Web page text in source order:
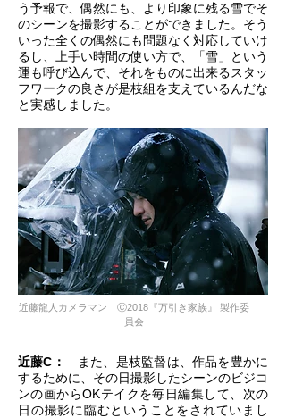
う予報で、偶然にも、より印象に残る雪でそ
のシーンを撮影することができました。そう
いった全くの偶然にも問題なく対応していけ
るし、上手い時間の使い方で、「雪」という
運も呼び込んで、それをものに出来るスタッ
フワークの良さが是枝組を支えているんだな
と実感しました。
近藤龍人カメラマン Ⓒ2018『万引き家族』 製作委
員会
近藤C：
また、是枝監督は、作品を豊かに
するために、その日撮影したシーンのビジコ
ンの画からOKテイクを毎日編集して、次の
日の撮影に臨むということをされていまし